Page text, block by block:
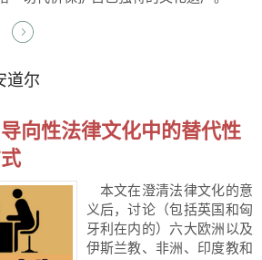
道尔
向性法律文化中的替代性
本文在澄清法律文化的意
义后，讨论（包括英国和匈
牙利在内的）六大欧洲以及
伊斯兰教、非洲、印度教和